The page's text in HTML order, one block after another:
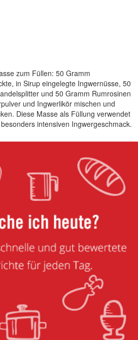
zum Füllen: 50 Gramm
in Sirup eingelegte Ingwernüsse, 50
und 50 Gramm Rumrosinen
und Ingwerlikör mischen und
Diese Masse als Füllung verwendet
intensiven Ingwergeschmack.